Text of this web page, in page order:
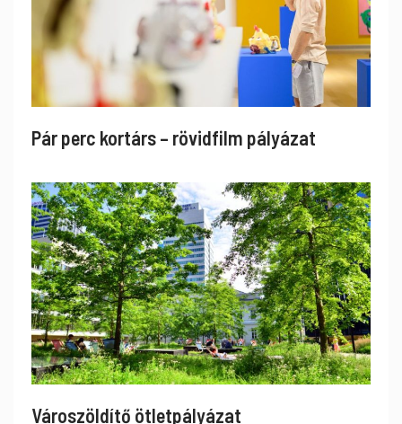
Pár perc kortárs – rövidfilm pályázat
Városzöldítő ötletpályázat